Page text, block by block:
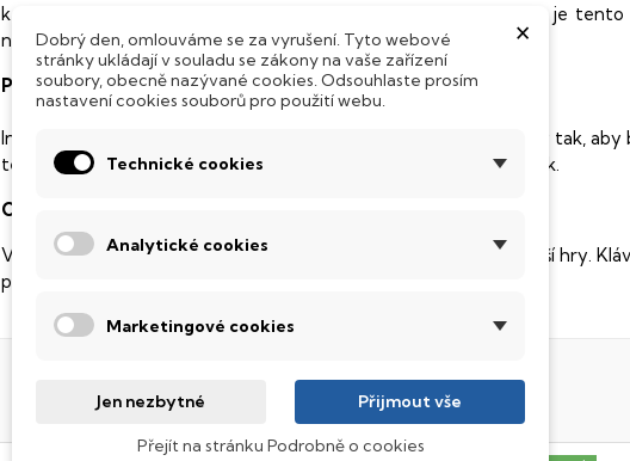
k mechanickému poškození. Díky použití elektronické soustavy je tento
nabízí mnohemrychlejšípráci s daty.
Podsvícená klávesnice
Integrovaný systém úsporných LED diod osvítí jednotlivé klávesy tak, aby
temné noci, stále však decentně, aby nikterak nedráždily Váš zrak.
Omen
Výkonná grafická karta a procesor, který utáhne i ty nejnáročnější hry.
požadavkům vášnivých hráčů.
×
Dobrý den, omlouváme se za vyrušení. Tyto webové
stránky ukládají v souladu se zákony na vaše zařízení
soubory, obecně nazývané cookies. Odsouhlaste prosím
nastavení cookies souborů pro použití webu.
Technické cookies
Analytické cookies
Marketingové cookies
Jen nezbytné Přijmout vše
Přejít na stránku Podrobně o cookies